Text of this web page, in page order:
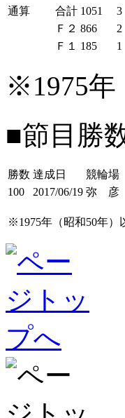
通算
合計 1051 3
Ｆ２ 866 2
Ｆ１
185 1
※1975年
■節目勝
勝数 達成日
競輪場
100
2017/06/19 弥 彦
※1975年（昭和50年）